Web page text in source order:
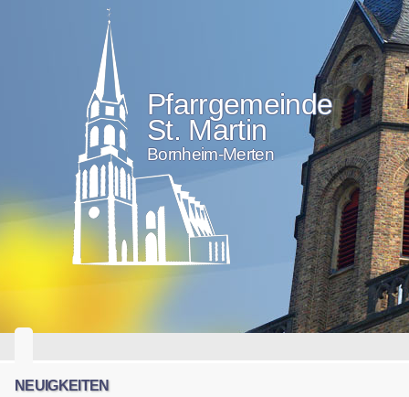
Pfarrgemeinde
St. Martin
Bornheim-Merten
NEUIGKEITEN